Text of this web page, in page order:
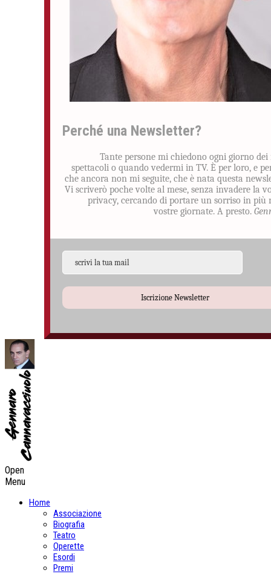
Perché una Newsletter?
Tante persone mi chiedono ogni giorno dei
spettacoli o quando vedermi in TV. È per loro, e
che ancora non mi seguite, che è nata questa
Vi scriverò poche volte al mese, senza invadere la
privacy, cercando di portare un sorriso in più
vostre giornate. A presto.
Iscrizione Newsletter
Open
Menu
Home
Associazione
Biografia
Teatro
Operette
Esordi
Premi